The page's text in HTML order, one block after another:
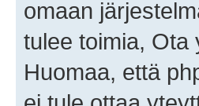
omaan
tulee toimia, Ota
Huomaa, että